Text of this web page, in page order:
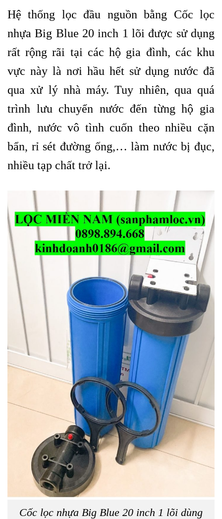
Hệ thống lọc đầu nguồn bằng Cốc lọc
nhựa Big Blue 20 inch 1 lõi được sử dụng
rất rộng rãi tại các hộ gia đình, các khu
vực này là nơi hầu hết sử dụng nước đã
qua xử lý nhà máy. Tuy nhiên, qua quá
trình lưu chuyển nước đến từng hộ gia
đình, nước vô tình cuốn theo nhiều cặn
bẩn, rỉ sét đường ống,… làm nước bị đục,
nhiều tạp chất trở lại.
Cốc lọc nhựa Big Blue 20 inch 1 lõi dùng